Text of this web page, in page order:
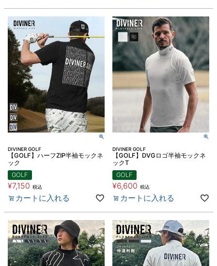
DIVINER GOLF
【GOLF】ハーフZIP半袖モックネ
ック
GOLF
¥7,150 税込
カートに入れる
DIVINER GOLF
【GOLF】DVGロゴ半袖モックネ
ックT
GOLF
¥6,600 税込
カートに入れる